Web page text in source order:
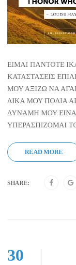
ΕΙΜΑΙ ΠΑΝΤΟΤΕ
ΚΑΤΑΣΤΑΣΕΙΣ
ΜΟΥ ΑΞΙΖΩ ΝΑ
ΔΙΚΑ ΜΟΥ ΠΟΔΙΑ
ΔΥΝΑΜΗ ΜΟΥ
ΥΠΕΡΑΣΠΙΖΟΜΑΙ
READ MORE
SHARE:
30